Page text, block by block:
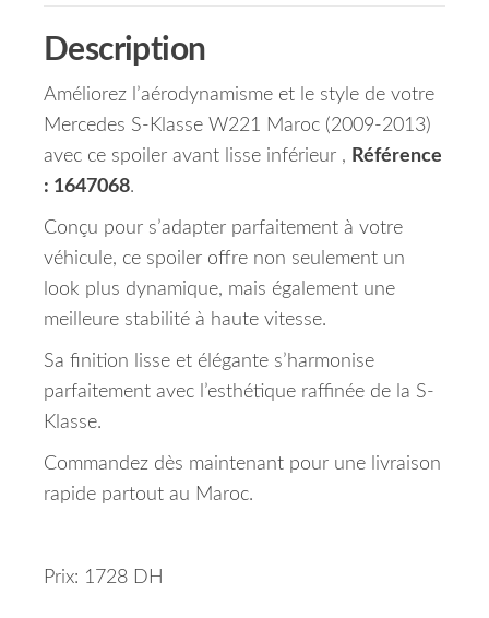
Description
Améliorez l’aérodynamisme et le style de votre
Mercedes S-Klasse W221 Maroc (2009-2013)
avec ce spoiler avant lisse inférieur , Référence
: 1647068.
Conçu pour s’adapter parfaitement à votre
véhicule, ce spoiler offre non seulement un
look plus dynamique, mais également une
meilleure stabilité à haute vitesse.
Sa finition lisse et élégante s’harmonise
parfaitement avec l’esthétique raffinée de la S-
Klasse.
Commandez dès maintenant pour une livraison
rapide partout au Maroc.
Prix: 1728 DH